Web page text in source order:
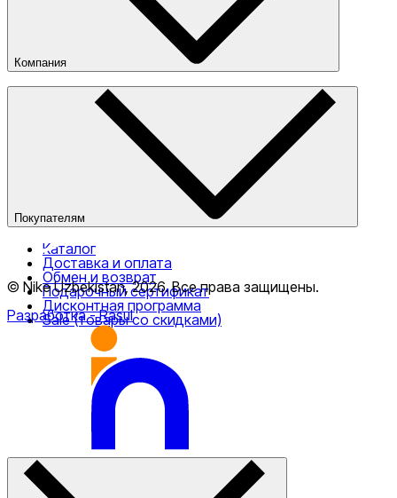
Компания
О компании
Наши магазины
Публичная оферта
Покупателям
Каталог
Доставка и оплата
Обмен и возврат
Подарочный сертификат
Дисконтная программа
Sale (товары со скидками)
© Nike Uzbekistan,2026.Все права защищены.
Разработка- Rasul